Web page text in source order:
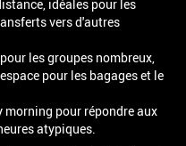
idéales pour les
vers d'autres
les groupes nombreux,
pour les bagages et le
pour répondre aux
atypiques.